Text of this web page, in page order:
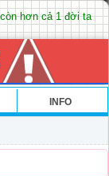
hơn cả 1 đời ta
INFO